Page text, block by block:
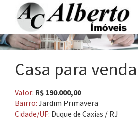
Casa para venda
Valor: R$ 190.000,00
Bairro: Jardim Primavera
Cidade/UF: Duque de Caxias / RJ